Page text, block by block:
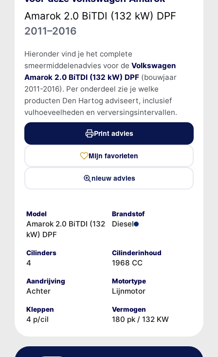
Amarok 2.0 BiTDI (132 kW) DPF
2011–2016
Hieronder vind je het complete
smeermiddelenadvies voor de Volkswagen
Amarok 2.0 BiTDI (132 kW) DPF(bouwjaar
2011-2016). Per onderdeel zie je welke
producten Den Hartog adviseert, inclusief
vulhoeveelheden en verversingsintervallen.
Print advies
Mijn favorieten
nieuw advies
Model
Amarok 2.0 BiTDI (132
kW) DPF
Brandstof
Diesel
Cilinders
4
Cilinderinhoud
1968 CC
Aandrijving
Achter
Motortype
Lijnmotor
Kleppen
4 p/cil
Vermogen
180 pk / 132 KW